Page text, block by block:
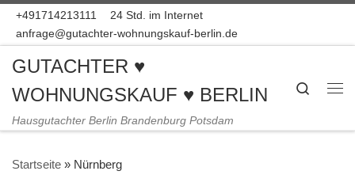
Zum Inhalt springen
+491714213111
24 Std. im Internet
anfrage@gutachter-wohnungskauf-berlin.de
GUTACHTER ♥
WOHNUNGSKAUF ♥ BERLIN
Hausgutachter Berlin Brandenburg Potsdam
Search
Startseite » Nürnberg